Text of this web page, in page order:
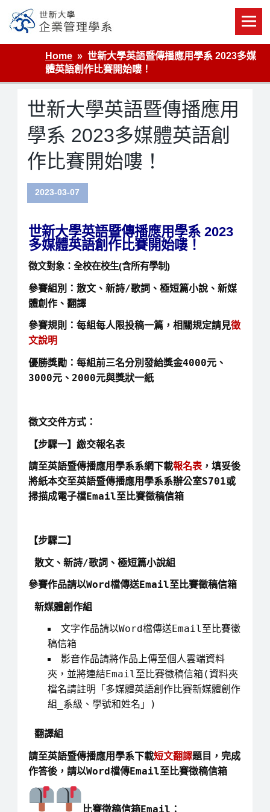
content
世新大學企業管理學系
Home
世新大學英語暨傳播應用學系 2023多媒
體英語創作比賽開始嘍！
世新大學英語暨傳播應用
學系 2023多媒體英語創
作比賽開始嘍！
2023-03-07
世新大學英語暨傳播應用學系 2023
多媒體英語創作比賽開始嘍！
徵文對象：全校在校生(含所有學制)
參賽組別：散文、新詩/歌詞、極短篇小說、新媒
體創作、翻譯
參賽規則：每組每人限投稿一篇，相關規定請見徵
文說明
優勝獎勵：每組前三名分別發給獎金4000元、
3000元、2000元與獎狀一紙
徵文交件方式：
【步驟一】繳交報名表
請至英語暨傳播應用學系系網下載報名表，填妥後
將紙本交至英語暨傳播應用學系系辦公室S701或
掃描成電子檔Email至比賽徵稿信箱
【步驟二】
散文、新詩/歌詞、極短篇小說組
參賽作品請以Word檔傳送Email至比賽徵稿信箱
新媒體創作組
文字作品請以Word檔傳送Email至比賽徵
稿信箱
影音作品請將作品上傳至個人雲端資料
夾，並將連結Email至比賽徵稿信箱(資料夾
檔名請註明「多媒體英語創作比賽新媒體創作
組_系級、學號和姓名」)
翻譯組
請至英語暨傳播應用學系下載短文翻譯題目，完成
作答後，請以Word檔傳Email至比賽徵稿信箱
比賽徵稿信箱Email：